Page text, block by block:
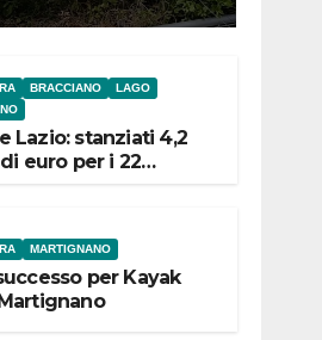
BRACCIANO
LAGO
Lazio: stanziati 4,2
euro per i 22
MARTIGNANO
per Kayak